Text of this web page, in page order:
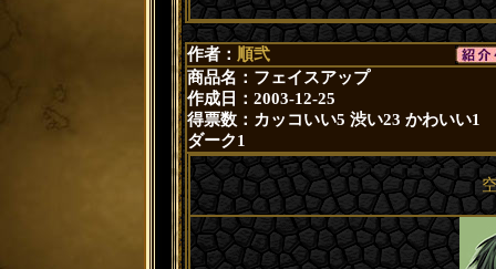
作者： 順弐
商品名：フェイスアップ
作成日：2003-12-25
得票数： カッコいい5 渋い23 かわいい1
ダーク1